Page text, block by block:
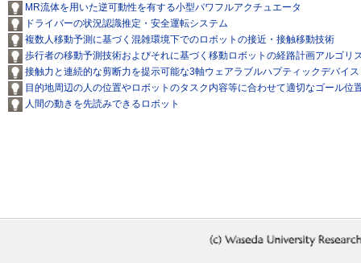
MR流体を用いた逆可動性を有する小型パワフルアクチュエータ
ドライバーの状況認識推定・安全運転システム
複数人移動予測に基づく混雑環境下でのロボットの接近・接触移動技術
歩行者の移動予測技術およびそれに基づく移動ロボットの経路計画アルゴリ
接触力と連続的な剪断力を提示可能な3軸ウェアラブルハプティックデバイス
目的地周辺の人の位置やロボットのタスク内容等に合わせて適切なゴール位
人間の動きを先読みできるロボット